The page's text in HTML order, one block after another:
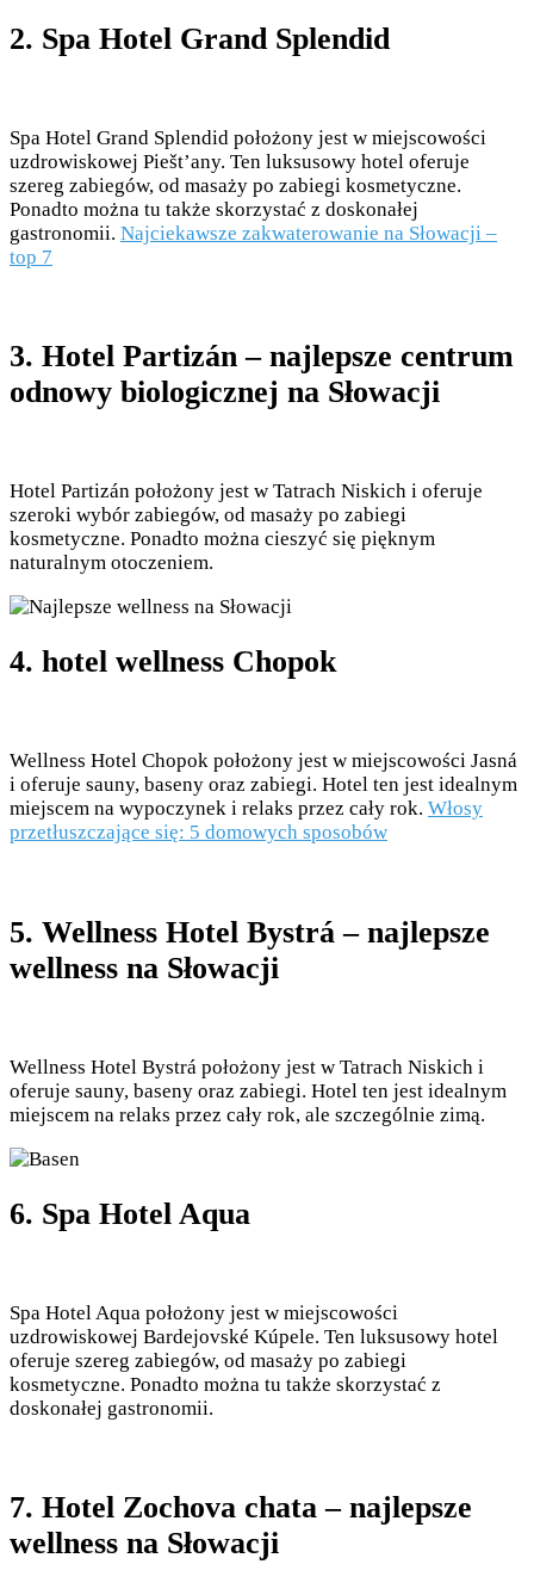
2. Spa Hotel Grand Splendid
Spa Hotel Grand Splendid położony jest w miejscowości
uzdrowiskowej Piešt’any. Ten luksusowy hotel oferuje
szereg zabiegów, od masaży po zabiegi kosmetyczne.
Ponadto można tu także skorzystać z doskonałej
gastronomii. Najciekawsze zakwaterowanie na Słowacji –
top 7
3. Hotel Partizán – najlepsze centrum
odnowy biologicznej na Słowacji
Hotel Partizán położony jest w Tatrach Niskich i oferuje
szeroki wybór zabiegów, od masaży po zabiegi
kosmetyczne. Ponadto można cieszyć się pięknym
naturalnym otoczeniem.
4. hotel wellness Chopok
Wellness Hotel Chopok położony jest w miejscowości Jasná
i oferuje sauny, baseny oraz zabiegi. Hotel ten jest idealnym
miejscem na wypoczynek i relaks przez cały rok. Włosy
przetłuszczające się: 5 domowych sposobów
5. Wellness Hotel Bystrá – najlepsze
wellness na Słowacji
Wellness Hotel Bystrá położony jest w Tatrach Niskich i
oferuje sauny, baseny oraz zabiegi. Hotel ten jest idealnym
miejscem na relaks przez cały rok, ale szczególnie zimą.
6. Spa Hotel Aqua
Spa Hotel Aqua położony jest w miejscowości
uzdrowiskowej Bardejovské Kúpele. Ten luksusowy hotel
oferuje szereg zabiegów, od masaży po zabiegi
kosmetyczne. Ponadto można tu także skorzystać z
doskonałej gastronomii.
7. Hotel Zochova chata – najlepsze
wellness na Słowacji